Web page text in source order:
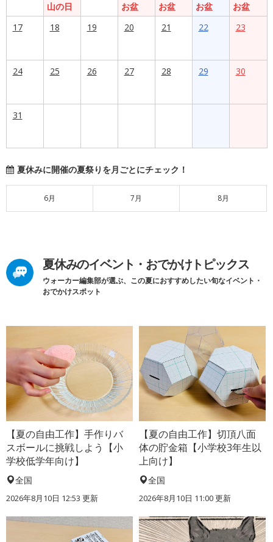
山の日
お盆
お盆
お盆
お盆
17
18 19 20 21 22 23
24 25 26 27 28 29 30
31
夏休みに開催の夏祭りを月ごとにチェック！
6月 7月 8月
夏休みのイベント・おでかけトピックス
ウォーカー編集部が選ぶ、この夏におすすめしたい旬なイベント・
おでかけスポット
【夏の自由工作】手作りバ
スボールに挑戦しよう【小
学校低学年向け】
全国
2026年8月10日 12:53 更新
【夏の自由工作】切頂八面
体の貯金箱【小学校3年生以
上向け】
全国
2026年8月10日 11:00更新